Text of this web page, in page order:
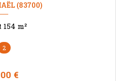
(83700)
Entrepôt 154 m²
2
€